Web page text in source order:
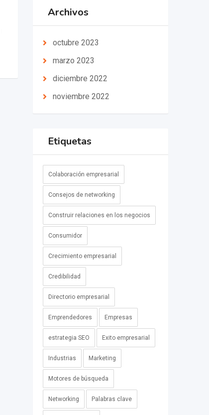
Archivos
octubre 2023
marzo 2023
diciembre 2022
noviembre 2022
Etiquetas
Colaboración empresarial
Consejos de networking
Construir relaciones en los negocios
Consumidor
Crecimiento empresarial
Credibilidad
Directorio empresarial
Emprendedores Empresas
estrategia SEO Exito empresarial
Industrias Marketing
Motores de búsqueda
Networking Palabras clave